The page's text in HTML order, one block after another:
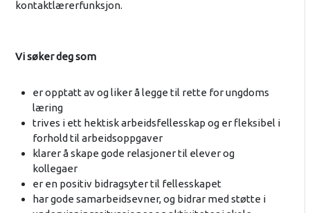
kontaktlærerfunksjon.
Vi søker deg som
er opptatt av og liker å legge til rette for ungdoms
læring
trives i ett hektisk arbeidsfellesskap og er fleksibel i
forhold til arbeidsoppgaver
klarer å skape gode relasjoner til elever og
kollegaer
er en positiv bidragsyter til fellesskapet
har gode samarbeidsevner, og bidrar med støtte i